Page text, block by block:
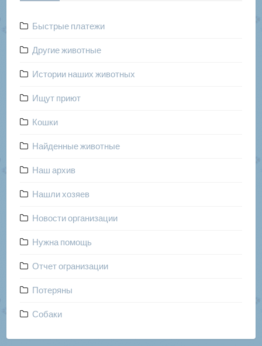
Быстрые платежи
Другие животные
Истории наших животных
Ищут приют
Кошки
Найденные животные
Наш архив
Нашли хозяев
Новости организации
Нужна помощь
Отчет огранизации
Потеряны
Собаки